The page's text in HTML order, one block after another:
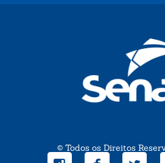
© Todos os Direitos